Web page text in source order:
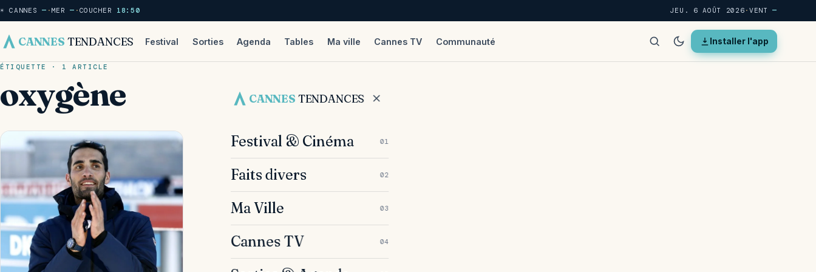
☀ CANNES— · MER— · COUCHER 18:50 JEU. 6 AOÛT 2026 · VENT—
CANNES TENDANCES Festival Sorties Agenda Tables Ma ville Cannes TV Communauté Installer l'app
CANNES TENDANCES
Festival & Cinéma 01
Faits divers 02
Ma Ville 03
Cannes TV 04
ÉTIQUETTE · 1 ARTICLE
oxygène